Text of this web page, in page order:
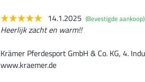
14.1.2025 (Bevestigde aankoop)
Heerlijk zacht en warm!!
Krämer Pferdesport GmbH & Co. KG, 4.
www.kraemer.de